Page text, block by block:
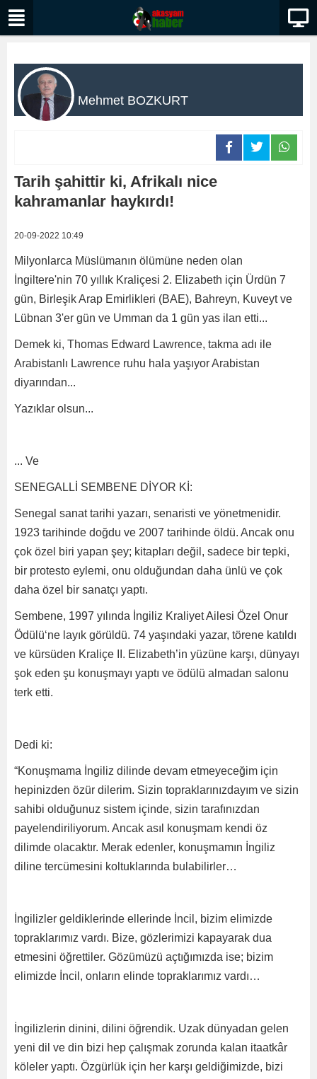
Mehmet BOZKURT
Tarih şahittir ki, Afrikalı nice
kahramanlar haykırdı!
20-09-2022 10:49
Milyonlarca Müslümanın ölümüne neden olan
İngiltere'nin 70 yıllık Kraliçesi 2. Elizabeth için Ürdün 7
gün, Birleşik Arap Emirlikleri (BAE), Bahreyn, Kuveyt ve
Lübnan 3'er gün ve Umman da 1 gün yas ilan etti...
Demek ki, Thomas Edward Lawrence, takma adı ile
Arabistanlı Lawrence ruhu hala yaşıyor Arabistan
diyarından...
Yazıklar olsun...
... Ve
SENEGALLİ SEMBENE DİYOR Kİ:
Senegal sanat tarihi yazarı, senaristi ve yönetmenidir.
1923 tarihinde doğdu ve 2007 tarihinde öldü. Ancak onu
çok özel biri yapan şey; kitapları değil, sadece bir tepki,
bir protesto eylemi, onu olduğundan daha ünlü ve çok
daha özel bir sanatçı yaptı.
Sembene, 1997 yılında İngiliz Kraliyet Ailesi Özel Onur
Ödülü‘ne layık görüldü. 74 yaşındaki yazar, törene katıldı
ve kürsüden Kraliçe II. Elizabeth’in yüzüne karşı, dünyayı
şok eden şu konuşmayı yaptı ve ödülü almadan salonu
terk etti.
Dedi ki:
“Konuşmama İngiliz dilinde devam etmeyeceğim için
hepinizden özür dilerim. Sizin topraklarınızdayım ve sizin
sahibi olduğunuz sistem içinde, sizin tarafınızdan
payelendiriliyorum. Ancak asıl konuşmam kendi öz
dilimde olacaktır. Merak edenler, konuşmamın İngiliz
diline tercümesini koltuklarında bulabilirler…
İngilizler geldiklerinde ellerinde İncil, bizim elimizde
topraklarımız vardı. Bize, gözlerimizi kapayarak dua
etmesini öğrettiler. Gözümüzü açtığımızda ise; bizim
elimizde İncil, onların elinde topraklarımız vardı…
İngilizlerin dinini, dilini öğrendik. Uzak dünyadan gelen
yeni dil ve din bizi hep çalışmak zorunda kalan itaatkâr
köleler yaptı. Özgürlük için her karşı geldiğimizde, bizi